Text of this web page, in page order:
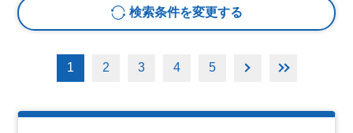
検索条件を変更する
1 2 3 4 5